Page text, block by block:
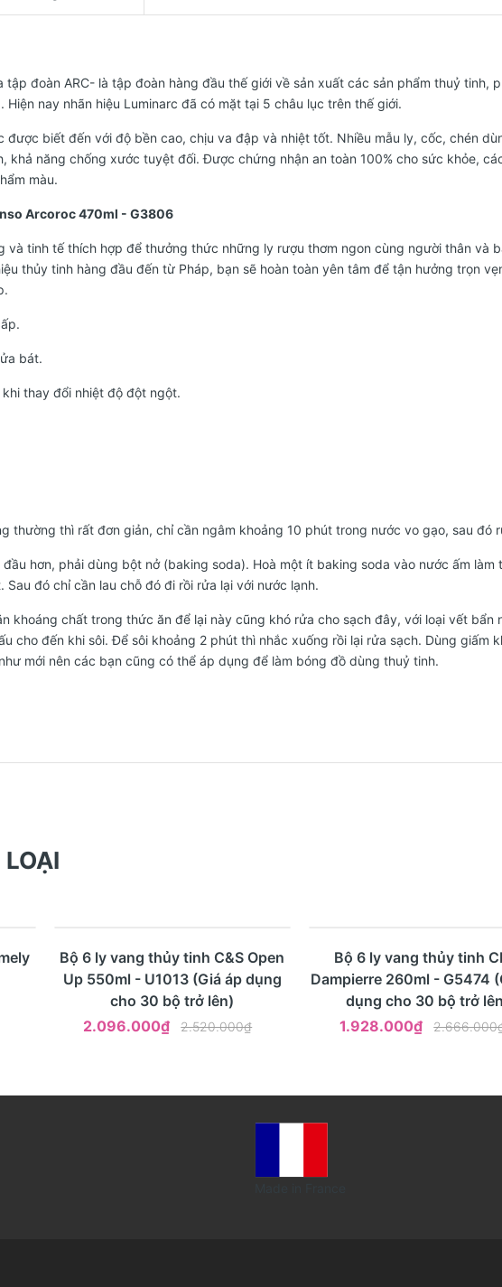
tập đoàn ARC- là tập đoàn hàng đầu thế giới về sản xuất các sản phẩm thuỷ tinh,
Hiện nay nhãn hiệu Luminarc đã có mặt tại 5 châu lục trên thế giới.
được biết đến với độ bền cao, chịu va đập và nhiệt tốt. Nhiều mẫu ly, cốc, chén
khả năng chống xước tuyệt đối. Được chứng nhận an toàn 100% cho sức khỏe,
màu.
Arcoroc 470ml - G3806
và tinh tế thích hợp để thưởng thức những ly rượu thơm ngon cùng người thân và
thủy tinh hàng đầu đến từ Pháp, bạn sẽ hoàn toàn yên tâm để tận hưởng trọn
bát.
thay đổi nhiệt độ đột ngột.
thường thì rất đơn giản, chỉ cần ngâm khoảng 10 phút trong nước vo gạo, sau đó
hơn, phải dùng bột nở (baking soda). Hoà một ít baking soda vào nước ấm
đó chỉ cần lau chỗ đó đi rồi rửa lại với nước lạnh.
khoáng chất trong thức ăn để lại này cũng khó rửa cho sạch đây, với loại vết
cho đến khi sôi. Để sôi khoảng 2 phút thì nhắc xuống rồi lại rửa sạch. Dùng giấm
mới nên các bạn cũng có thể áp dụng để làm bóng đồ dùng thuỷ tinh.
- 17% Mua ngay Xem nhanh
Bộ 6 ly vang thủy tinh C&S Open
Up 550ml - U1013 (Giá áp dụng
cho 30 bộ trở lên)
2.096.000₫
2.520.000₫
- 28% Mua ngay Xem nhanh
Bộ 6 ly vang thủy tinh
Dampierre 260ml - G5474
dụng cho 30 bộ trở
1.928.000₫